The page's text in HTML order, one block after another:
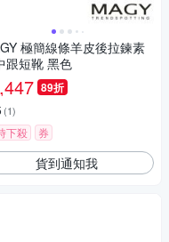
極簡線條羊皮後拉鍊素
跟短靴 黑色
89折
(1)
下殺 券
貨到通知我